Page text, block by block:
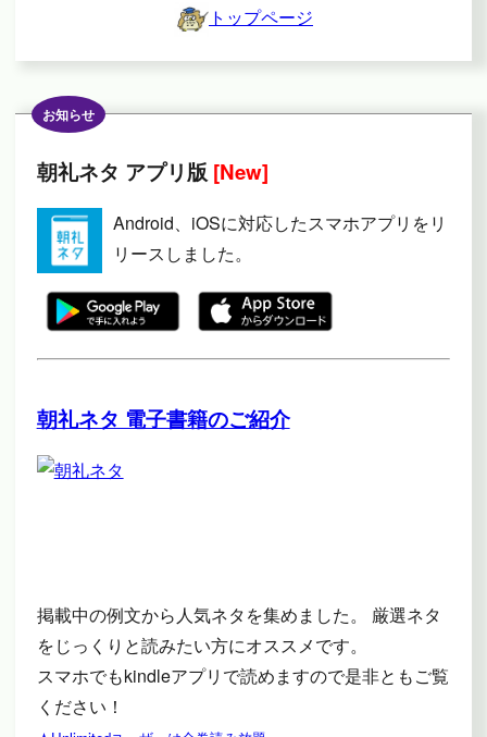
トップページ
お知らせ
朝礼ネタ アプリ版 [New]
Android、iOSに対応したスマホアプリをリ
リースしました。
朝礼ネタ 電子書籍のご紹介
掲載中の例文から人気ネタを集めました。 厳選ネタ
をじっくりと読みたい方にオススメです。
スマホでもkindleアプリで読めますので是非ともご覧
ください！